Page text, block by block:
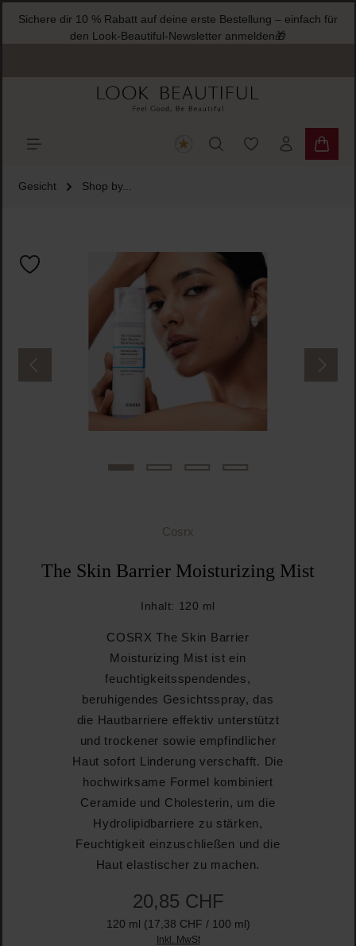
springen
Sichere dir 10 % Rabatt auf deine erste Bestellung – einfach für
den Look-Beautiful-Newsletter anmelden🎁
Du hast 0
Gesicht Shop by...
Cosrx
The Skin Barrier Moisturizing Mist
Inhalt: 120 ml
COSRX The Skin Barrier
Moisturizing Mist ist ein
feuchtigkeitsspendendes,
beruhigendes Gesichtsspray, das
die Hautbarriere effektiv unterstützt
und trockener sowie empfindlicher
Haut sofort Linderung verschafft. Die
hochwirksame Formel kombiniert
Ceramide und Cholesterin, um die
Hydrolipidbarriere zu stärken,
Feuchtigkeit einzuschließen und die
Haut elastischer zu machen.
20,85 CHF
120 ml (17,38 CHF / 100 ml)
Inkl. MwSt